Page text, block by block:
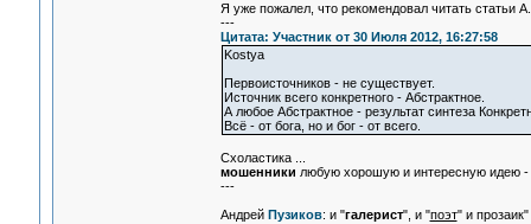
Я уже пожалел, что рекомендовал читать статьи
---
Цитата: Участник от 30 Июля 2012, 16:27:58
Kostya
Первоисточников - не существует.
Источник всего конкретного - Абстрактное.
А любое Абстрактное - результат синтеза
Всё - от бога, но и бог - от всего.
Схоластика ...
мошенники любую хорошую и интересную идею -
---
Андрей Пузиков: и "галерист", и "поэт" и